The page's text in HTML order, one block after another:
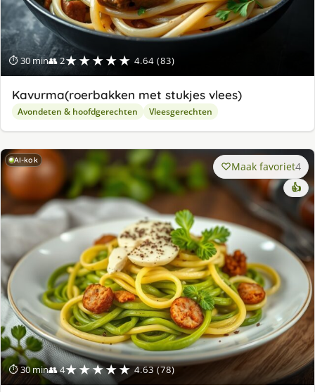
⏱ 30 min👥 2★★★★★ 4.64 (83)
Kavurma(roerbakken met stukjes vlees)
Avondeten & hoofdgerechten Vleesgerechten
AI-kok
⏱ 30 min👥 4★★★★★ 4.63 (78)
Maak favoriet4
👍